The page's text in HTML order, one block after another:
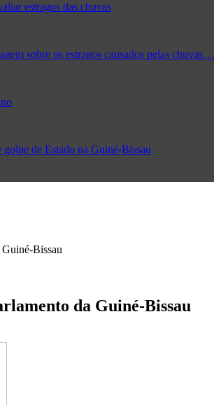
estragos das chuvas
sobre os estragos causados pelas chuvas…
de Estado na Guiné-Bissau
Bissau
da Guiné-Bissau